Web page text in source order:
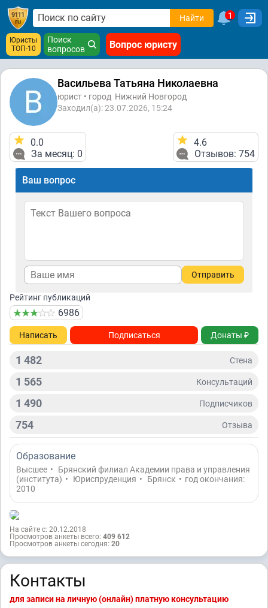
Найти 1
Юристы
ТОП-10
Поиск
вопросов
Вопрос юристу
Васильева Татьяна Николаевна
юрист • город Нижний Новгород
Заходил(а): 23.07.2026, 15:24
0.0
За месяц: 0
4.6
Отзывов: 754
Ваш вопрос
Отправить
Рейтинг публикаций
6986
Написать Подписаться Донаты ₽
1 482 Стена
1 565 Консультаций
1 490 Подписчиков
754 Отзывa
Образование
Высшее •
Брянский филиал Академии права и управления
(института) • Юриспруденция • Брянск • год окончания:
2010
На сайте с: 20.12.2018
Просмотров анкеты всего: 409 612
Просмотров анкеты сегодня: 20
Контакты
для записи на личную (онлайн) платную консультацию